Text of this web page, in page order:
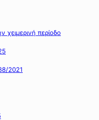
χειμερινή περίοδο
2021